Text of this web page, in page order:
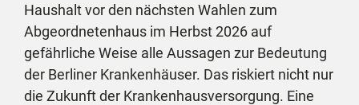
Haushalt vor den nächsten Wahlen zum
Abgeordnetenhaus im Herbst 2026 auf
gefährliche Weise alle Aussagen zur Bedeutung
der Berliner Krankenhäuser. Das riskiert nicht nur
die Zukunft der Krankenhausversorgung. Eine